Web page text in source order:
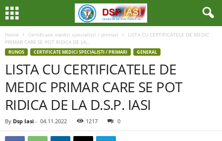
Home Certificate medici specialiști / primari
LISTA CU CERTIFICATELE DE MEDIC
PRIMAR CARE SE POT RIDICA DE LA...
RUNOS CERTIFICATE MEDICI SPECIALIȘTI / PRIMARI GENERAL
LISTA CU CERTIFICATELE DE
MEDIC PRIMAR CARE SE POT
RIDICA DE LA D.S.P. IASI
By Dsp Iasi - 04.11.2022 1217 0